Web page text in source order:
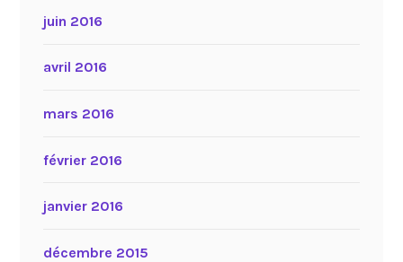
juin 2016
avril 2016
mars 2016
février 2016
janvier 2016
décembre 2015